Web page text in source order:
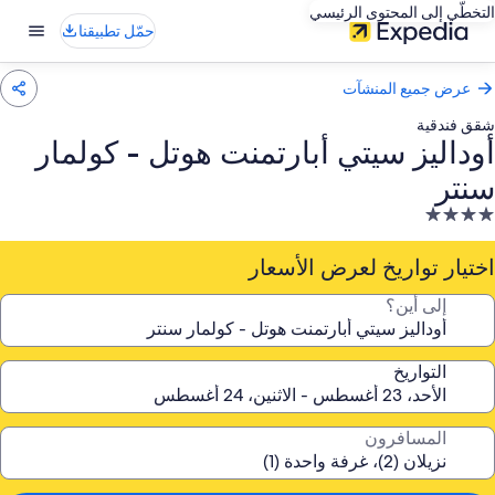
التخطّي إلى المحتوى الرئيسي
حمّل تطبيقنا
عرض جميع المنشآت
شقق فندقية
أوداليز سيتي أبارتمنت هوتل - كولمار
سنتر
منشأة
فندقية
مصنفة
4.0
اختيار تواريخ لعرض الأسعار
إلى أين؟
التواريخ
المسافرون